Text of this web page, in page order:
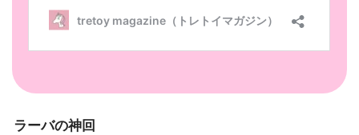
ラーバの神回